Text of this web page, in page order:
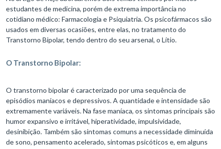
estudantes de medicina, porém de extrema importância no
cotidiano médico: Farmacologia e Psiquiatria. Os psicofármacos são
usados em diversas ocasiões, entre elas, no tratamento do
Transtorno Bipolar, tendo dentro do seu arsenal, o Lítio.
O Transtorno Bipolar:
O transtorno bipolar é caracterizado por uma sequência de
episódios maníacos e depressivos. A quantidade e intensidade são
extremamente variáveis. Na fase maníaca, os sintomas principais são
humor expansivo e irritável, hiperatividade, impulsividade,
desinibição. Também são sintomas comuns a necessidade diminuída
de sono, pensamento acelerado, sintomas psicóticos e, em alguns